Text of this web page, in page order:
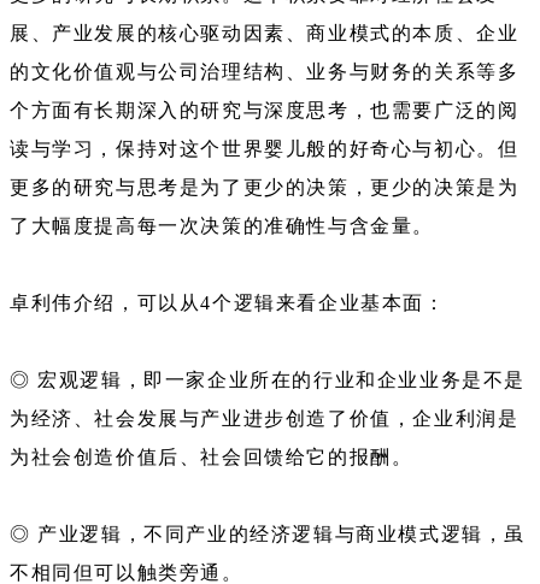
展、产业发展的核心驱动因素、商业模式的本质、企业
的文化价值观与公司治理结构、业务与财务的关系等多
个方面有长期深入的研究与深度思考，也需要广泛的阅
读与学习，保持对这个世界婴儿般的好奇心与初心。但
更多的研究与思考是为了更少的决策，更少的决策是为
了大幅度提高每一次决策的准确性与含金量。
卓利伟介绍，可以从4个逻辑来看企业基本面：
◎ 宏观逻辑，即一家企业所在的行业和企业业务是不是
为经济、社会发展与产业进步创造了价值，企业利润是
为社会创造价值后、社会回馈给它的报酬。
◎ 产业逻辑，不同产业的经济逻辑与商业模式逻辑，虽
不相同但可以触类旁通。